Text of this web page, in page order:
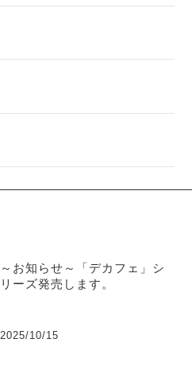
～お知らせ～「デカフェ」シ
リーズ発売します。
2025/10/15